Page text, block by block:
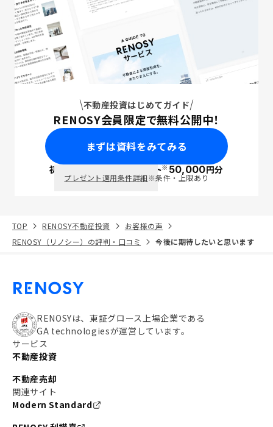
不動産投資はじめてガイド
RENOSY会員限定で無料公開中！
まずは資料をみてみる
初回面談で ポイント※50,000円分
プレゼント適用条件詳細※条件・上限あり
TOP RENOSY不動産投資
お客様の声
RENOSY（リノシー）の評判・口コミ
今後に期待したいと思います
RENOSYは、東証グロース上場企業である
GA technologiesが運営しています。
サービス
不動産投資
不動産売却
関連サイト
Modern Standard